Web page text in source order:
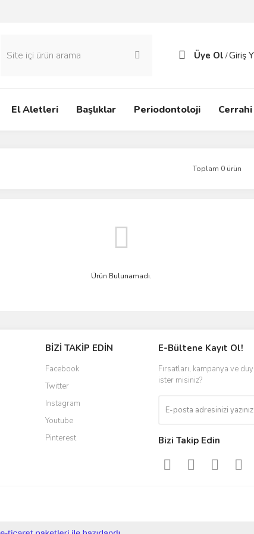
Üye Ol /Giriş
El Aletleri Başlıklar Periodontoloji Cerrahi
Toplam 0 ürün
Ürün Bulunamadı.
BİZİ TAKİP EDİN
Facebook
Twitter
Instagram
Youtube
Pinterest
E-Bültene Kayıt Ol!
Fırsatları, kampanya ve
ister misiniz?
Bizi Takip Edin